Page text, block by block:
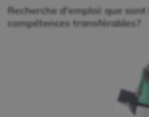
Recherche d'emploi: que sont
compétences transférables?